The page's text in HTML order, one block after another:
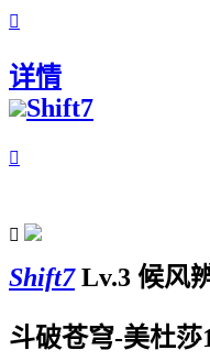

详情
Shift7


Shift7 Lv.3 候风
斗破苍穹-美杜莎